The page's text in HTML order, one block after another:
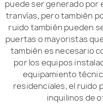
puede ser generado por
tranvías, pero también
ruido también pueden
puertas o mayoristas
también es necesario
por los equipos
equipamiento
residenciales, el ruido
inquilinos de